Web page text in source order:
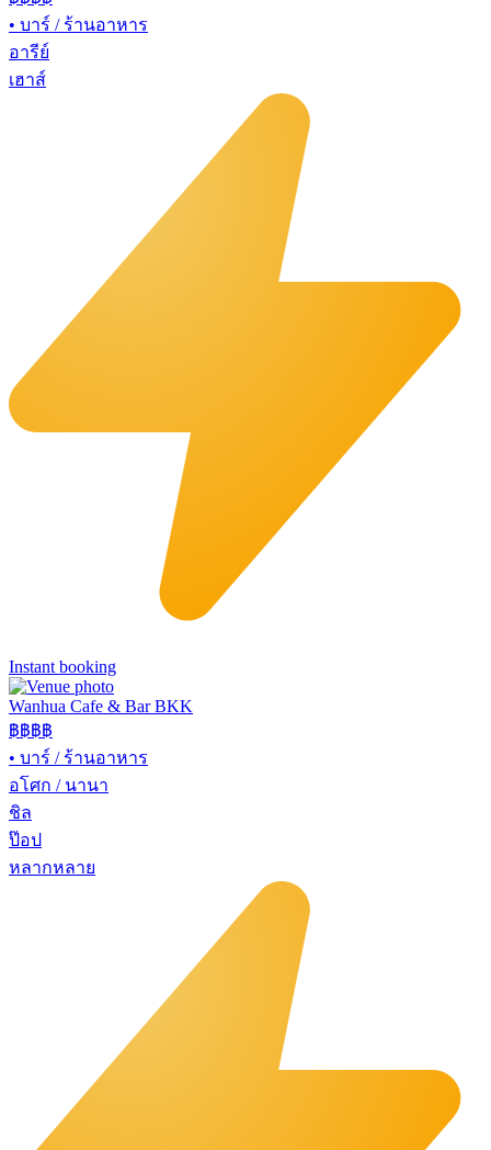
• บาร์ / ร้านอาหาร
อารีย์
เฮาส์
Instant booking
Wanhua Cafe & Bar BKK
฿฿฿฿
• บาร์ / ร้านอาหาร
อโศก / นานา
ชิล
ป๊อป
หลากหลาย